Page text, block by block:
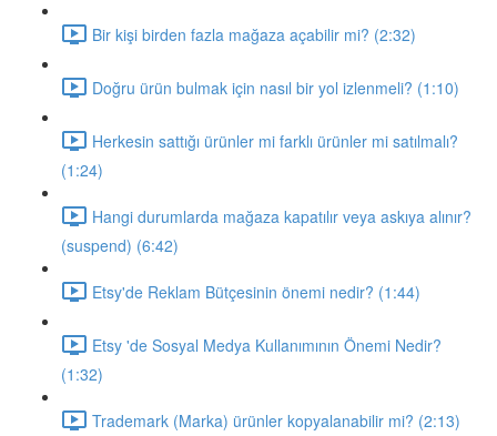
Bir kişi birden fazla mağaza açabilir mi? (2:32)
Doğru ürün bulmak için nasıl bir yol izlenmeli? (1:10)
Herkesin sattığı ürünler mi farklı ürünler mi satılmalı?
(1:24)
Hangi durumlarda mağaza kapatılır veya askıya alınır?
(suspend) (6:42)
Etsy'de Reklam Bütçesinin önemi nedir? (1:44)
Etsy 'de Sosyal Medya Kullanımının Önemi Nedir?
(1:32)
Trademark (Marka) ürünler kopyalanabilir mi? (2:13)